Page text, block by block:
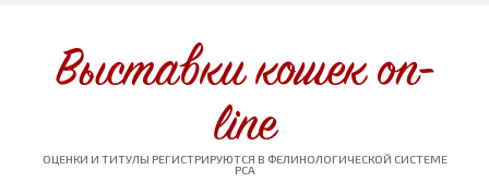
Выставки кошек on-
line
ОЦЕНКИ И ТИТУЛЫ РЕГИСТРИРУЮТСЯ В ФЕЛИНОЛОГИЧЕСКОЙ СИСТЕМЕ
PCA